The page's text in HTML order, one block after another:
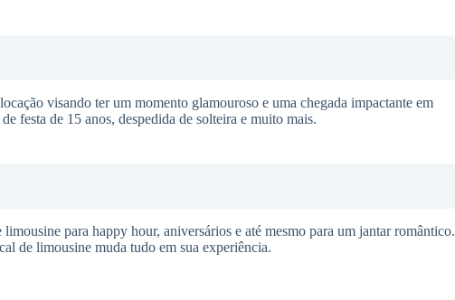
visando ter um momento glamouroso e uma chegada impactante em
festa de 15 anos, despedida de solteira e muito mais.
para happy hour, aniversários e até mesmo para um jantar romântico.
de limousine muda tudo em sua experiência.